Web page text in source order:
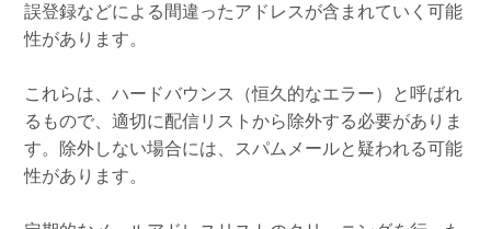
誤登録などによる間違ったアドレスが含まれていく可能
性があります。
これらは、ハードバウンス（恒久的なエラー）と呼ばれ
るもので、適切に配信リストから除外する必要がありま
す。除外しない場合には、スパムメールと疑われる可能
性があります。